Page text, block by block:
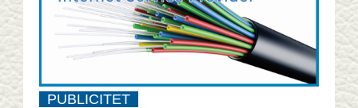
PUBLICITET